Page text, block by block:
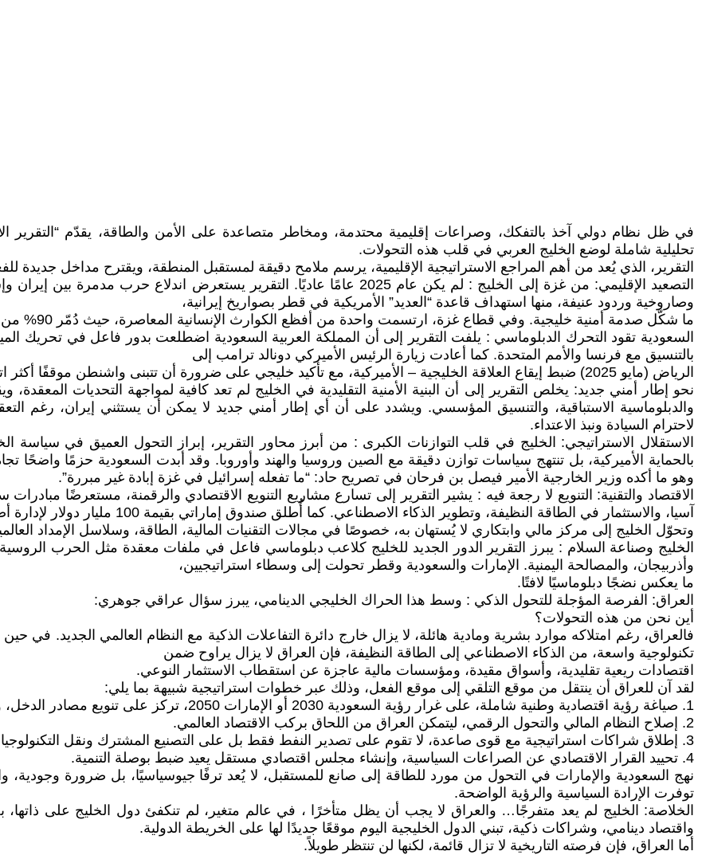
تحليلية شاملة لوضع الخليج العربي في قلب هذه التحولات.
التقرير، الذي يُعد من أهم المراجع الاستراتيجية الإقليمية، يرسم ملامح دقيقة لمستقبل المنطقة، ويقترح مداخل جديدة
وصاروخية وردود عنيفة، منها استهداف قاعدة “العديد” الأمريكية في قطر بصواريخ إيرانية،
ما شكّل صدمة أمنية خليجية. وفي قطاع غزة، ارتسمت واحدة من أفظع الكوارث الإنسانية المعاصرة، حيث دُمّر 90% من البنية التحتية، وسادت المجاعة، دون تحرك دولي فعال.
السعودية تقود التحرك الدبلوماسي : يلفت التقرير إلى أن المملكة العربية السعودية اضطلعت بدور فاعل في تحريك المياه
بالتنسيق مع فرنسا والأمم المتحدة. كما أعادت زيارة الرئيس الأميركي دونالد ترامب إلى
الرياض (مايو 2025) ضبط إيقاع العلاقة الخليجية – الأميركية، مع تأكيد خليجي على ضرورة أن تتبنى واشنطن موقفًا أكثر اتزانًا تجاه الحرب في غزة.
نحو إطار أمني جديد: يخلص التقرير إلى أن البنية الأمنية التقليدية في الخليج لم تعد كافية لمواجهة التحديات المعقدة،
والدبلوماسية الاستباقية، والتنسيق المؤسسي. ويشدد على أن أي إطار أمني جديد لا يمكن أن يستثني إيران، رغم
لاحترام السيادة ونبذ الاعتداء.
الاستقلال الاستراتيجي: الخليج في قلب التوازنات الكبرى : من أبرز محاور التقرير، إبراز التحول العميق في
بالحماية الأميركية، بل تنتهج سياسات توازن دقيقة مع الصين وروسيا والهند وأوروبا. وقد أبدت السعودية حزمًا واضحًا
وهو ما أكده وزير الخارجية الأمير فيصل بن فرحان في تصريح حاد: “ما تفعله إسرائيل في غزة إبادة غير مبررة”.
الاقتصاد والتقنية: التنويع لا رجعة فيه : يشير التقرير إلى تسارع مشاريع التنويع الاقتصادي والرقمنة، مستعرضًا
آسيا، والاستثمار في الطاقة النظيفة، وتطوير الذكاء الاصطناعي. كما أُطلق صندوق إماراتي بقيمة 100 مليار دولار لإدارة أصول الذكاء الاصطناعي.
وتحوّل الخليج إلى مركز مالي وابتكاري لا يُستهان به، خصوصًا في مجالات التقنيات المالية، الطاقة، وسلاسل الإمداد
الخليج وصناعة السلام : يبرز التقرير الدور الجديد للخليج كلاعب دبلوماسي فاعل في ملفات معقدة مثل الحرب
وأذربيجان، والمصالحة اليمنية. الإمارات والسعودية وقطر تحولت إلى وسطاء استراتيجيين،
ما يعكس نضجًا دبلوماسيًا لافتًا.
العراق: الفرصة المؤجلة للتحول الذكي : وسط هذا الحراك الخليجي الدينامي، يبرز سؤال عراقي جوهري:
أين نحن من هذه التحولات؟
فالعراق، رغم امتلاكه موارد بشرية ومادية هائلة، لا يزال خارج دائرة التفاعلات الذكية مع النظام العالمي الجديد. في
تكنولوجية واسعة، من الذكاء الاصطناعي إلى الطاقة النظيفة، فإن العراق لا يزال يراوح ضمن
اقتصادات ريعية تقليدية، وأسواق مقيدة، ومؤسسات مالية عاجزة عن استقطاب الاستثمار النوعي.
لقد آن للعراق أن ينتقل من موقع التلقي إلى موقع الفعل، وذلك عبر خطوات استراتيجية شبيهة بما يلي:
1. صياغة رؤية اقتصادية وطنية شاملة، على غرار رؤية السعودية 2030 أو الإمارات 2050، تركز على تنويع مصادر الدخل، وتحرير السوق تدريجيًا، وربط التعليم بسوق العمل والابتكار.
2. إصلاح النظام المالي والتحول الرقمي، ليتمكن العراق من اللحاق بركب الاقتصاد العالمي.
3. إطلاق شراكات استراتيجية مع قوى صاعدة، لا تقوم على تصدير النفط فقط بل على التصنيع المشترك ونقل التكنولوجيا.
4. تحييد القرار الاقتصادي عن الصراعات السياسية، وإنشاء مجلس اقتصادي مستقل يعيد ضبط بوصلة التنمية.
نهج السعودية والإمارات في التحول من مورد للطاقة إلى صانع للمستقبل، لا يُعد ترفًا جيوسياسيًا، بل ضرورة وجودية،
توفرت الإرادة السياسية والرؤية الواضحة.
الخلاصة: الخليج لم يعد متفرجًا… والعراق لا يجب أن يظل متأخرًا ، في عالم متغير، لم تنكفئ دول الخليج على ذاتها، بل
واقتصاد دينامي، وشراكات ذكية، تبني الدول الخليجية اليوم موقعًا جديدًا لها على الخريطة الدولية.
أما العراق، فإن فرصته التاريخية لا تزال قائمة، لكنها لن تنتظر طويلاً.